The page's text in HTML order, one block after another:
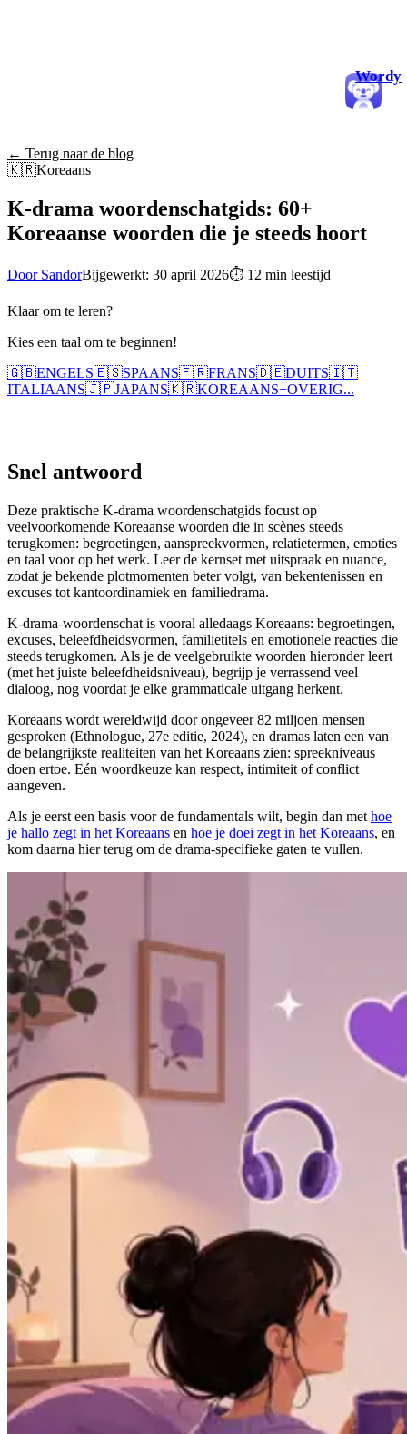
Wordy
← Terug naar de blog
🇰🇷Koreaans
K-drama woordenschatgids: 60+
Koreaanse woorden die je steeds hoort
Door SandorBijgewerkt: 30 april 2026⏱ 12 min leestijd
Klaar om te leren?
Kies een taal om te beginnen!
🇬🇧ENGELS🇪🇸SPAANS🇫🇷FRANS🇩🇪DUITS🇮🇹
ITALIAANS🇯🇵JAPANS🇰🇷KOREAANS+OVERIG...
Snel antwoord
Deze praktische K-drama woordenschatgids focust op
veelvoorkomende Koreaanse woorden die in scènes steeds
terugkomen: begroetingen, aanspreekvormen, relatietermen, emoties
en taal voor op het werk. Leer de kernset met uitspraak en nuance,
zodat je bekende plotmomenten beter volgt, van bekentenissen en
excuses tot kantoordinamiek en familiedrama.
K-drama-woordenschat is vooral alledaags Koreaans: begroetingen,
excuses, beleefdheidsvormen, familietitels en emotionele reacties die
steeds terugkomen. Als je de veelgebruikte woorden hieronder leert
(met het juiste beleefdheidsniveau), begrijp je verrassend veel
dialoog, nog voordat je elke grammaticale uitgang herkent.
Koreaans wordt wereldwijd door ongeveer 82 miljoen mensen
gesproken (Ethnologue, 27e editie, 2024), en dramas laten een van
de belangrijkste realiteiten van het Koreaans zien: spreekniveaus
doen ertoe. Eén woordkeuze kan respect, intimiteit of conflict
aangeven.
Als je eerst een basis voor de fundamentals wilt, begin dan met hoe
je hallo zegt in het Koreaans en hoe je doei zegt in het Koreaans, en
kom daarna hier terug om de drama-specifieke gaten te vullen.